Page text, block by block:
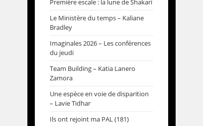
Première escale : la lune de Shakari
Le Ministère du temps – Kaliane
Bradley
Imaginales 2026 – Les conférences
du jeudi
Team Building – Katia Lanero
Zamora
Une espèce en voie de disparition
– Lavie Tidhar
Ils ont rejoint ma PAL (181)